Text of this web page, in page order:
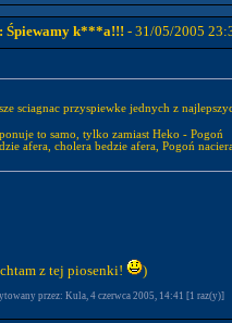
Śpiewamy k***a!!! - 31/05/2005
sciagnac przyspiewke jednych z
to samo, tylko zamiast Heko - Pogoń
afera, cholera bedzie afera, Pogoń
z tej piosenki! )
przez: Kula, 4 czerwca 2005, 14:41 [1 raz(y)]